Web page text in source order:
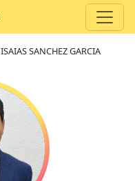
ISAIAS SANCHEZ GARCIA